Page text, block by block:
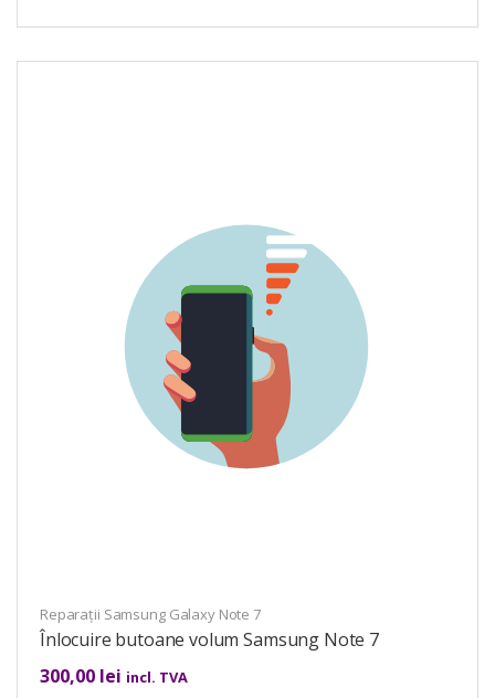
Reparații Samsung Galaxy Note 7
Înlocuire butoane volum Samsung Note 7
300,00 lei incl. TVA